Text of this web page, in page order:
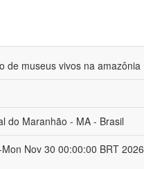
de museus vivos na amazônia
do Maranhão - MA - Brasil
Nov 30 00:00:00 BRT 2026